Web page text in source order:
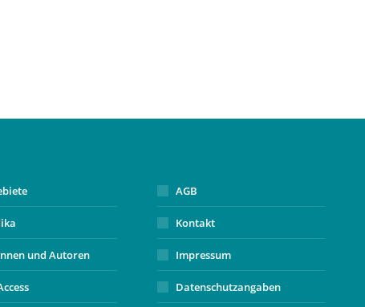
und Autoren
AGB
Kontakt
Impressum
Datenschutzangaben